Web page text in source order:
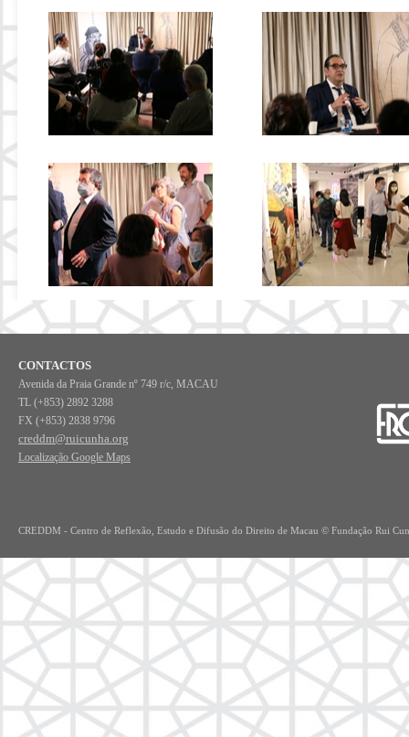
CONTACTOS
Avenida da Praia Grande nº 749 r/c, MACAU
TL (+853) 2892 3288
FX (+853) 2838 9796
creddm@ruicunha.org
Localização Google Maps
CREDDM - Centro de Reflexão, Estudo e Difusão do Direito de Macau © Fundação Rui